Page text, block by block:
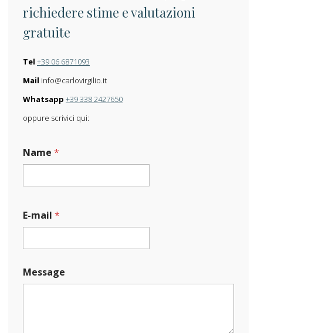
richiedere stime e valutazioni
gratuite
Tel +39 06 6871093
Mail info@carlovirgilio.it
Whatsapp +39 338 2427650
oppure scrivici qui:
Name *
o
r
*
o
r
E-mail *
Message